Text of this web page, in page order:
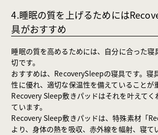
4.睡眠の質を上げるためには
具がおすすめ
睡眠の質を高めるためには、自分に合った寝
切です。
おすすめは、RecoverySleepの寝具です。寝
性に優れ、適切な保温性を備えていることが
Recovery Sleep敷きパッドはそれを叶えてく
ています。
Recovery Sleep敷きパッドは、特殊素材「
より、身体の熱を吸収、赤外線を幅射、寝て